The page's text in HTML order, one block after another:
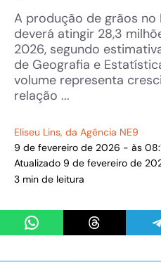
A produção de grãos
deverá atingir 28,3
2026, segundo
de Geografia e
volume representa
relação ...
Eliseu Lins, da Agência NE9
9 de fevereiro de 2026 - às
Atualizado 9 de fevereiro de
3 min de leitura
Share on WhatsApp
Share on